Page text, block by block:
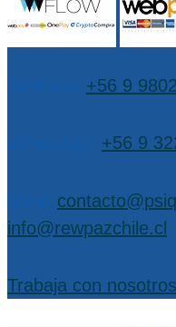
+56 9
+56 9
info@rewpazchile.cl
Trabaja con nosotros